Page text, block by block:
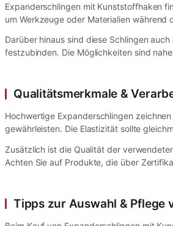
Expanderschlingen mit Kunststoffhaken
um Werkzeuge oder Materialien
Darüber hinaus sind diese Schlingen
festzubinden. Die Möglichkeiten sind
Qualitätsmerkmale &
Hochwertige Expanderschlingen
gewährleisten. Die Elastizität sollte
Zusätzlich ist die Qualität der
Achten Sie auf Produkte, die über
Tipps zur Auswahl & Pflege